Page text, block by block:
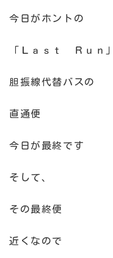
今日がホントの
「Ｌａｓｔ Ｒｕｎ」
胆振線代替バスの
直通便
今日が最終です
そして、
その最終便
近くなので